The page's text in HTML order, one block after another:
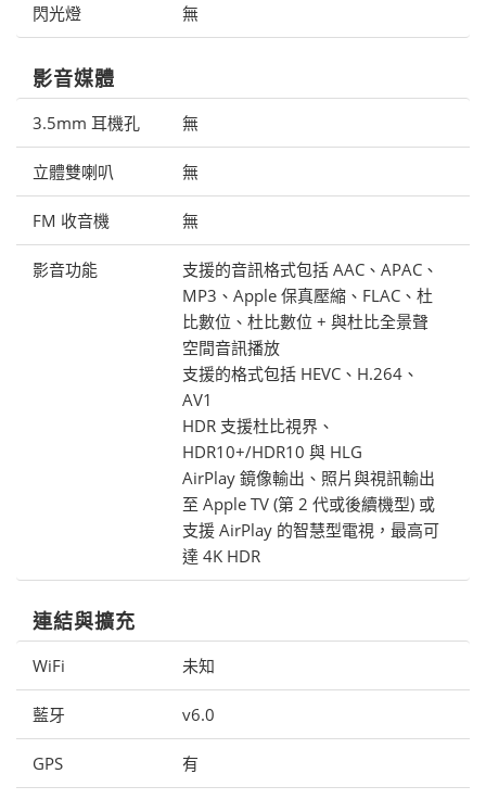
閃光燈 無
影音媒體
3.5mm 耳機孔 無
立體雙喇叭 無
FM 收音機 無
影音功能
支援的音訊格式包括 AAC、APAC、
MP3、Apple 保真壓縮、FLAC、杜
比數位、杜比數位 + 與杜比全景聲
空間音訊播放
支援的格式包括 HEVC、H.264、
AV1
HDR 支援杜比視界、
HDR10+/HDR10 與 HLG
AirPlay 鏡像輸出、照片與視訊輸出
至 Apple TV (第 2 代或後續機型) 或
支援 AirPlay 的智慧型電視，最高可
達 4K HDR
連結與擴充
WiFi 未知
藍牙 v6.0
GPS 有